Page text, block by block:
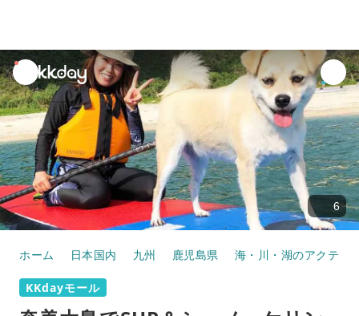
unread
notifications
6
ホーム 日本国内 九州 鹿児島県 海・川・湖のアクティ
KKdayモール